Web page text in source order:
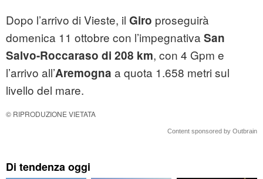
Dopo l’arrivo di Vieste, il Giro proseguirà
domenica 11 ottobre con l’impegnativa San
Salvo-Roccaraso di 208 km, con 4 Gpm e
l’arrivo all’Aremogna a quota 1.658 metri sul
livello del mare.
© RIPRODUZIONE VIETATA
Content sponsored by Outbrain
Di tendenza oggi